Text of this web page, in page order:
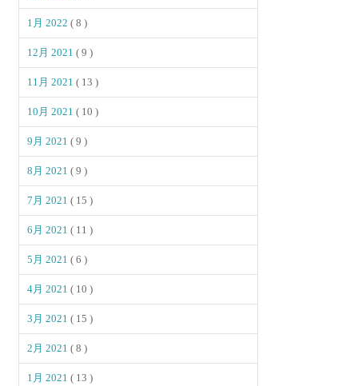
1月 2022( 8 )
12月 2021( 9 )
11月 2021( 13 )
10月 2021( 10 )
9月 2021( 9 )
8月 2021( 9 )
7月 2021( 15 )
6月 2021( 11 )
5月 2021( 6 )
4月 2021( 10 )
3月 2021( 15 )
2月 2021( 8 )
1月 2021( 13 )